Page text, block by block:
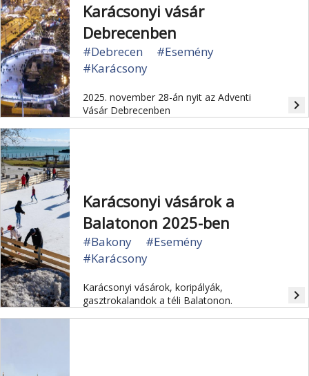
Karácsonyi vásár
Debrecenben
#Debrecen
#Esemény
#Karácsony
2025. november 28-án nyit az Adventi
Vásár Debrecenben
navigate_next
Karácsonyi vásárok a
Balatonon 2025-ben
#Bakony
#Esemény
#Karácsony
Karácsonyi vásárok, koripályák,
gasztrokalandok a téli Balatonon.
navigate_next